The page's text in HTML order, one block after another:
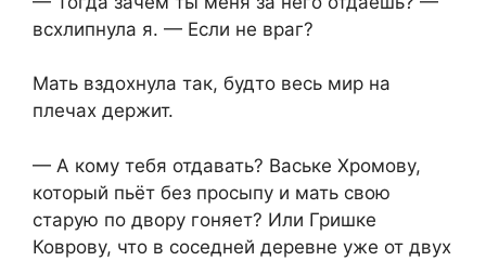
всхлипнула я. — Если не враг?
Мать вздохнула так, будто весь мир на
плечах держит.
— А кому тебя отдавать? Ваське Хромову,
который пьёт без просыпу и мать свою
старую по двору гоняет? Или Гришке
Коврову, что в соседней деревне уже от двух